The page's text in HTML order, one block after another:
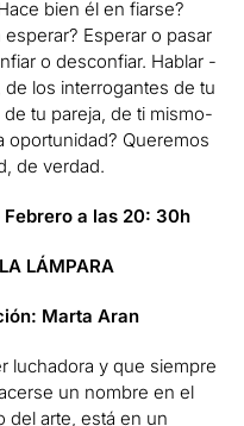
bien él en fiarse?
Esperar o pasar
o desconfiar. Hablar -
los interrogantes de tu
tu pareja, de ti mismo-
oportunidad? Queremos
de verdad.
Febrero a las 20: 30h
LÁMPARA
Marta Aran
luchadora y que siempre
un nombre en el
del arte, está en un